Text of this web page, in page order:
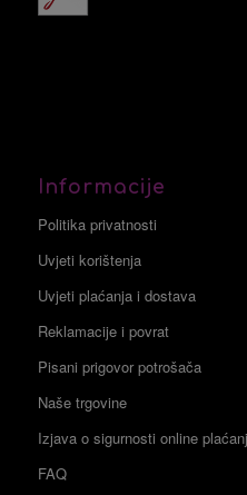
Informacije
Politika privatnosti
Uvjeti korištenja
Uvjeti plaćanja i dostava
Reklamacije i povrat
Pisani prigovor potrošača
Naše trgovine
Izjava o sigurnosti online
FAQ